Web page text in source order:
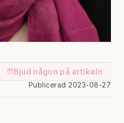
Bjud någon på artikeln
Publicerad 2023-08-27